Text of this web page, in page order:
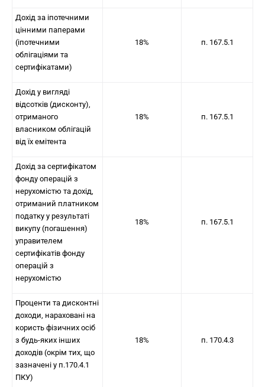
Дохід за іпотечними
цінними паперами
(іпотечними
облігаціями та
сертифікатами)
18% п. 167.5.1
Дохід у вигляді
відсотків (дисконту),
отриманого
власником облігацій
від їх емітента
18% п. 167.5.1
Дохід за сертифікатом
фонду операцій з
нерухомістю та дохід,
отриманий платником
податку у результаті
викупу (погашення)
управителем
сертифікатів фонду
операцій з
нерухомістю
18% п. 167.5.1
Проценти та дисконтні
доходи, нараховані на
користь фізичних осіб
з будь-яких інших
доходів (окрім тих, що
зазначені у п.170.4.1
ПКУ)
18% п. 170.4.3